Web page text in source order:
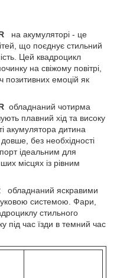
на акумуляторі - це
що поєднує стильний
Цей квадроцикл
на свіжому повітрі,
позитивних емоцій як
обладнаний чотирма
плавний хід та високу
акумулятора дитина
без необхідності
ідеальним для
місцях із рівним
обладнаний яскравими
системою. Фари,
стильного
під час їзди в темний час